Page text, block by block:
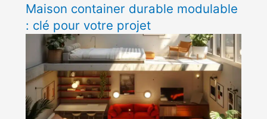
Maison container durable modulable
: clé pour votre projet